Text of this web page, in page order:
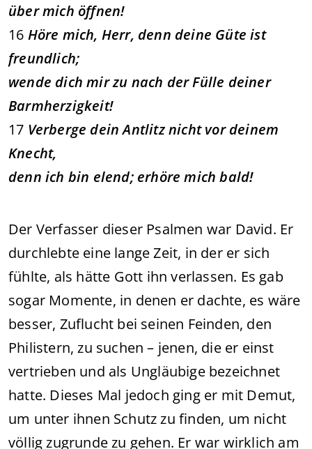
über mich öffnen!
16 Höre mich, Herr, denn deine Güte ist
freundlich;
wende dich mir zu nach der Fülle deiner
Barmherzigkeit!
17 Verberge dein Antlitz nicht vor deinem
Knecht,
denn ich bin elend; erhöre mich bald!
Der Verfasser dieser Psalmen war David. Er
durchlebte eine lange Zeit, in der er sich
fühlte, als hätte Gott ihn verlassen. Es gab
sogar Momente, in denen er dachte, es wäre
besser, Zuflucht bei seinen Feinden, den
Philistern, zu suchen – jenen, die er einst
vertrieben und als Ungläubige bezeichnet
hatte. Dieses Mal jedoch ging er mit Demut,
um unter ihnen Schutz zu finden, um nicht
völlig zugrunde zu gehen. Er war wirklich am